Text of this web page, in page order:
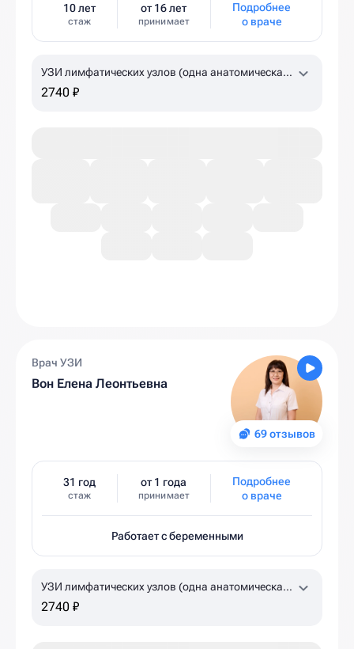
10 лет
стаж
от 16 лет
принимает
Подробнее
о враче
УЗИ лимфатических узлов (одна анатомическая
зона)
2740 ₽
69 отзывов
Врач УЗИ
Вон Елена Леонтьевна
31 год
стаж
от 1 года
принимает
Подробнее
о враче
Работает с беременными
УЗИ лимфатических узлов (одна анатомическая
зона)
2740 ₽